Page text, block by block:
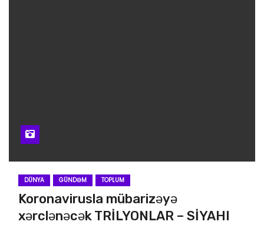
DÜNYA GÜNDƏM TOPLUM
Koronavirusla mübarizəyə
xərclənəcək TRİLYONLAR – SİYAHI